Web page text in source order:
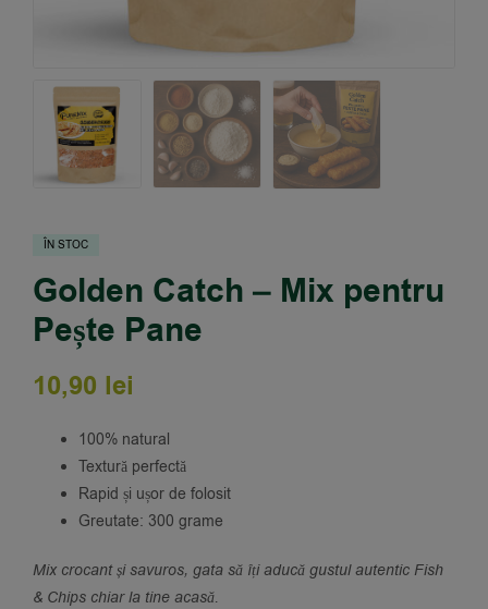
ÎN STOC
Golden Catch – Mix pentru
Pește Pane
10,90 lei
100% natural
Textură perfectă
Rapid și ușor de folosit
Greutate: 300 grame
Mix crocant și savuros, gata să îți aducă gustul autentic Fish
& Chips chiar la tine acasă.